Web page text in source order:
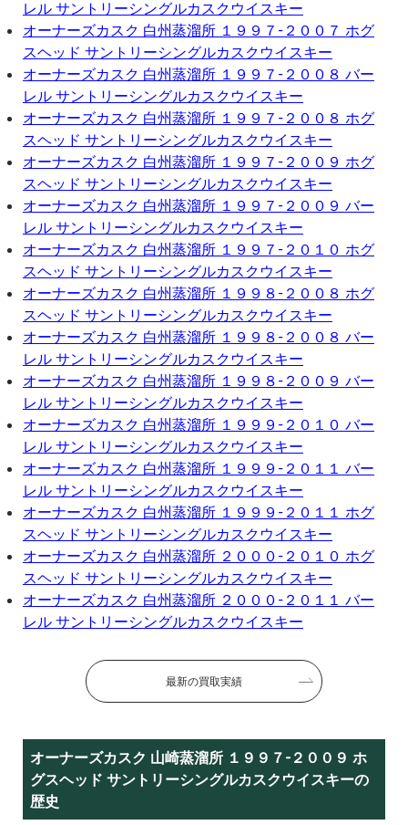
レル サントリーシングルカスクウイスキー
オーナーズカスク 白州蒸溜所 １９９７-２００７ ホグ
スヘッド サントリーシングルカスクウイスキー
オーナーズカスク 白州蒸溜所 １９９７-２００８ バー
レル サントリーシングルカスクウイスキー
オーナーズカスク 白州蒸溜所 １９９７-２００８ ホグ
スヘッド サントリーシングルカスクウイスキー
オーナーズカスク 白州蒸溜所 １９９７-２００９ ホグ
スヘッド サントリーシングルカスクウイスキー
オーナーズカスク 白州蒸溜所 １９９７-２００９ バー
レル サントリーシングルカスクウイスキー
オーナーズカスク 白州蒸溜所 １９９７-２０１０ ホグ
スヘッド サントリーシングルカスクウイスキー
オーナーズカスク 白州蒸溜所 １９９８-２００８ ホグ
スヘッド サントリーシングルカスクウイスキー
オーナーズカスク 白州蒸溜所 １９９８-２００８ バー
レル サントリーシングルカスクウイスキー
オーナーズカスク 白州蒸溜所 １９９８-２００９ バー
レル サントリーシングルカスクウイスキー
オーナーズカスク 白州蒸溜所 １９９９-２０１０ バー
レル サントリーシングルカスクウイスキー
オーナーズカスク 白州蒸溜所 １９９９-２０１１ バー
レル サントリーシングルカスクウイスキー
オーナーズカスク 白州蒸溜所 １９９９-２０１１ ホグ
スヘッド サントリーシングルカスクウイスキー
オーナーズカスク 白州蒸溜所 ２０００-２０１０ ホグ
スヘッド サントリーシングルカスクウイスキー
オーナーズカスク 白州蒸溜所 ２０００-２０１１ バー
レル サントリーシングルカスクウイスキー
最新の買取実績
オーナーズカスク 山崎蒸溜所 １９９７-２００９ ホ
グスヘッド サントリーシングルカスクウイスキーの
歴史